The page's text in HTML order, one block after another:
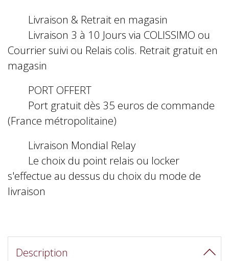
Livraison & Retrait en magasin
Livraison 3 à 10 Jours via COLISSIMO ou
Courrier suivi ou Relais colis. Retrait gratuit en
magasin
PORT OFFERT
Port gratuit dès 35 euros de commande
(France métropolitaine)
Livraison Mondial Relay
Le choix du point relais ou locker
s'effectue au dessus du choix du mode de
livraison
Description